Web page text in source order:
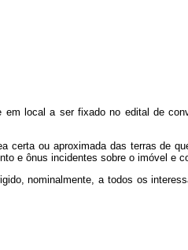
local a ser fixado no edital de
ou aproximada das terras de
e ônus incidentes sobre o imóvel e
nominalmente, a todos os